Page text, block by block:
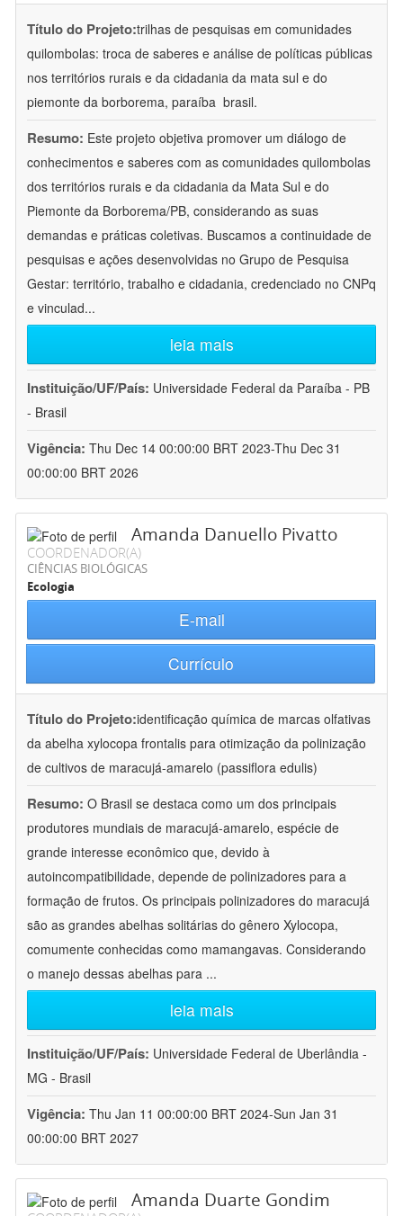
Título do Projeto:trilhas de pesquisas em comunidades
quilombolas: troca de saberes e análise de políticas públicas
nos territórios rurais e da cidadania da mata sul e do
piemonte da borborema, paraíba  brasil.
Resumo: Este projeto objetiva promover um diálogo de
conhecimentos e saberes com as comunidades quilombolas
dos territórios rurais e da cidadania da Mata Sul e do
Piemonte da Borborema/PB, considerando as suas
demandas e práticas coletivas. Buscamos a continuidade de
pesquisas e ações desenvolvidas no Grupo de Pesquisa
Gestar: território, trabalho e cidadania, credenciado no CNPq
e vinculad...
leia mais
Instituição/UF/País: Universidade Federal da Paraíba - PB
- Brasil
Vigência: Thu Dec 14 00:00:00 BRT 2023-Thu Dec 31
00:00:00 BRT 2026
Amanda Danuello Pivatto
COORDENADOR(A)
CIÊNCIAS BIOLÓGICAS
Ecologia
E-mail
Currículo
Título do Projeto:identificação química de marcas olfativas
da abelha xylocopa frontalis para otimização da polinização
de cultivos de maracujá-amarelo (passiflora edulis)
Resumo: O Brasil se destaca como um dos principais
produtores mundiais de maracujá-amarelo, espécie de
grande interesse econômico que, devido à
autoincompatibilidade, depende de polinizadores para a
formação de frutos. Os principais polinizadores do maracujá
são as grandes abelhas solitárias do gênero Xylocopa,
comumente conhecidas como mamangavas. Considerando
o manejo dessas abelhas para ...
leia mais
Instituição/UF/País: Universidade Federal de Uberlândia -
MG - Brasil
Vigência: Thu Jan 11 00:00:00 BRT 2024-Sun Jan 31
00:00:00 BRT 2027
Amanda Duarte Gondim